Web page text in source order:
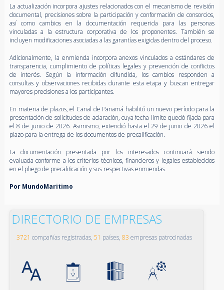
La actualización incorpora ajustes relacionados con el mecanismo de revisión
documental, precisiones sobre la participación y conformación de consorcios,
así como cambios en la documentación requerida para las personas
vinculadas a la estructura corporativa de los proponentes. También se
incluyen modificaciones asociadas a las garantías exigidas dentro del proceso.
Adicionalmente, la enmienda incorpora anexos vinculados a estándares de
transparencia, cumplimiento de políticas legales y prevención de conflictos
de interés. Según la información difundida, los cambios responden a
consultas y observaciones recibidas durante esta etapa y buscan entregar
mayores precisiones a los participantes.
En materia de plazos, el Canal de Panamá habilitó un nuevo período para la
presentación de solicitudes de aclaración, cuya fecha límite quedó fijada para
el 8 de junio de 2026. Asimismo, extendió hasta el 29 de junio de 2026 el
plazo para la entrega de los documentos de precalificación.
La documentación presentada por los interesados continuará siendo
evaluada conforme a los criterios técnicos, financieros y legales establecidos
en el pliego de precalificación y sus respectivas enmiendas.
Por MundoMaritimo
DIRECTORIO DE EMPRESAS
3721 compañías registradas, 51 países, 83 empresas patrocinadas